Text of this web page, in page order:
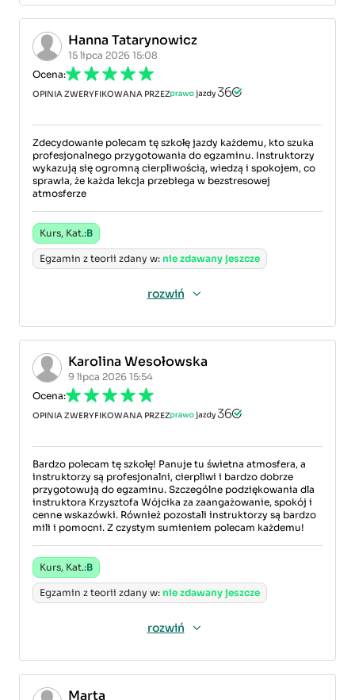
Hanna Tatarynowicz
15 lipca 2026 15:08
Ocena:
OPINIA ZWERYFIKOWANA PRZEZ
Zdecydowanie polecam tę szkołę jazdy każdemu, kto szuka
profesjonalnego przygotowania do egzaminu. Instruktorzy
wykazują się ogromną cierpliwością, wiedzą i spokojem, co
sprawia, że każda lekcja przebiega w bezstresowej
atmosferze
Kurs, Kat.:B
Egzamin z teorii zdany w: nie zdawany jeszcze
rozwiń
Karolina Wesołowska
9 lipca 2026 15:54
Ocena:
OPINIA ZWERYFIKOWANA PRZEZ
Bardzo polecam tę szkołę! Panuje tu świetna atmosfera, a
instruktorzy są profesjonalni, cierpliwi i bardzo dobrze
przygotowują do egzaminu. Szczególne podziękowania dla
instruktora Krzysztofa Wójcika za zaangażowanie, spokój i
cenne wskazówki. Również pozostali instruktorzy są bardzo
mili i pomocni. Z czystym sumieniem polecam każdemu!
Kurs, Kat.:B
Egzamin z teorii zdany w: nie zdawany jeszcze
rozwiń
Marta